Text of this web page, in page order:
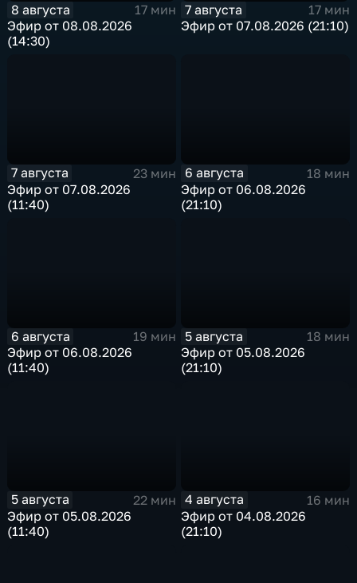
8 августа
17 мин
Эфир от 08.08.2026
(14:30)
7 августа
17 мин
Эфир от 07.08.2026 (21:10)
7 августа
23 мин
Эфир от 07.08.2026
(11:40)
6 августа
18 мин
Эфир от 06.08.2026
(21:10)
6 августа
19 мин
Эфир от 06.08.2026
(11:40)
5 августа
18 мин
Эфир от 05.08.2026
(21:10)
5 августа
22 мин
Эфир от 05.08.2026
(11:40)
4 августа
16 мин
Эфир от 04.08.2026
(21:10)